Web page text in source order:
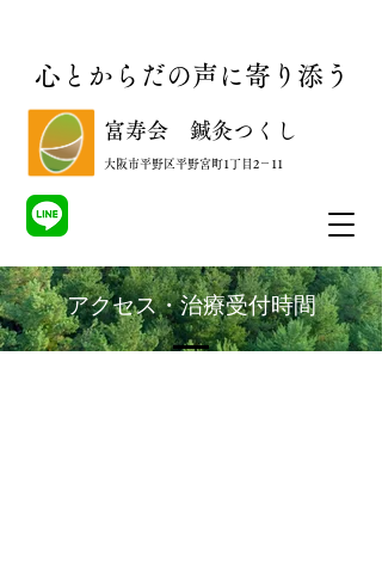
心とからだの声に寄り添う
​富寿会 鍼灸つくし
​大阪市平野区平野宮町1丁目2－11
アクセス・治療受付時間